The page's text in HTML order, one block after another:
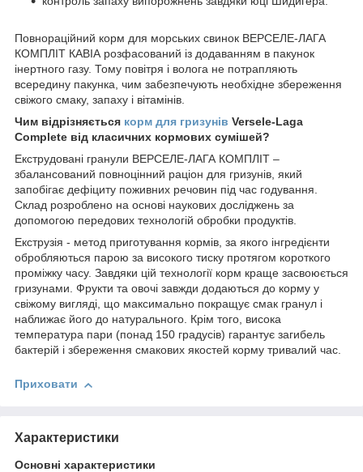
Повнораційний корм для морських свинок ВЕРСЕЛЕ-ЛАГА
КОМПЛІТ КАВІА розфасований із додаванням в пакунок
інертного газу. Тому повітря і волога не потрапляють
всередину пакунка, чим забезпечують необхідне збереження
свіжого смаку, запаху і вітамінів.
Чим відрізняється корм для гризунів Versele-Laga
Complete від класичних кормових сумішей?
Екструдовані гранули ВЕРСЕЛЕ-ЛАГА КОМПЛІТ –
збалансований повноцінний раціон для гризунів, який
запобігає дефіциту поживних речовин під час годування.
Склад розроблено на основі наукових досліджень за
допомогою передових технологій обробки продуктів.
Екструзія - метод приготування кормів, за якого інгредієнти
обробляються парою за високого тиску протягом короткого
проміжку часу. Завдяки цій технології корм краще засвоюється
гризунами. Фрукти та овочі завжди додаються до корму у
свіжому вигляді, що максимально покращує смак гранул і
наближає його до натурального. Крім того, висока
температура пари (понад 150 градусів) гарантує загибель
бактерій і збереження смакових якостей корму тривалий час.
Приховати
Характеристики
Основні характеристики